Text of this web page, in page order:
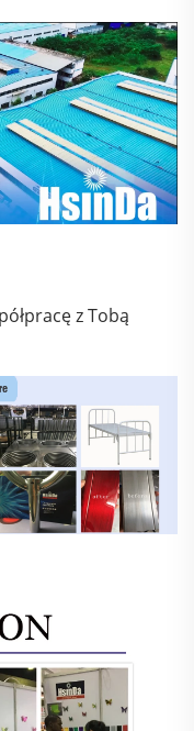
z Tobą